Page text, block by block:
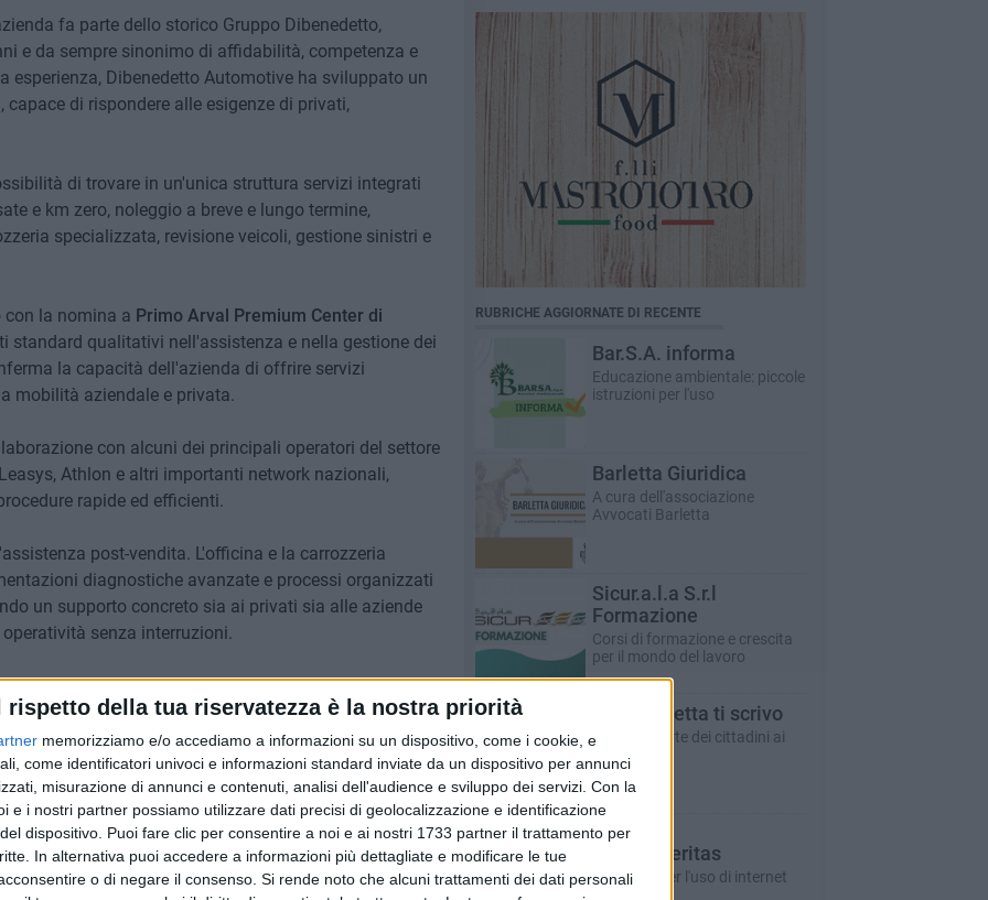
rispetto della tua riservatezza è la nostra priorità
memorizziamo e/o accediamo a informazioni su un dispositivo, come i cookie, e
come identificatori univoci e informazioni standard inviate da un dispositivo per annunci
misurazione di annunci e contenuti, analisi dell'audience e sviluppo dei servizi. Con la
e i nostri partner possiamo utilizzare dati precisi di geolocalizzazione e identificazione
dispositivo. Puoi fare clic per consentire a noi e ai nostri 1733 partner il trattamento per
In alternativa puoi accedere a informazioni più dettagliate e modificare le tue
o di negare il consenso. Si rende noto che alcuni trattamenti dei dati personali
fa parte dello storico Gruppo Dibenedetto,
e da sempre sinonimo di affidabilità, competenza e
esperienza, Dibenedetto Automotive ha sviluppato un
di rispondere alle esigenze di privati,
di trovare in un'unica struttura servizi integrati
e km zero, noleggio a breve e lungo termine,
specializzata, revisione veicoli, gestione sinistri e
la nomina a Primo Arval Premium Center di
standard qualitativi nell'assistenza e nella gestione dei
la capacità dell'azienda di offrire servizi
mobilità aziendale e privata.
con alcuni dei principali operatori del settore
Athlon e altri importanti network nazionali,
rapide ed efficienti.
post-vendita. L'officina e la carrozzeria
diagnostiche avanzate e processi organizzati
un supporto concreto sia ai privati sia alle aziende
senza interruzioni.
uno slogan, ma una filosofia aziendale che si
basato su fiducia, trasparenza e qualità del
Dibenedetto Automotive di diventare un punto di
e dell'intera provincia BAT.
investire in innovazione, digitalizzazione e formazione
sempre più efficienti e sostenibili, mantenendo al
RUBRICHE AGGIORNATE DI RECENTE
Bar.S.A. informa
Educazione ambientale: piccole
istruzioni per l'uso
Barletta Giuridica
A cura dell'associazione
Avvocati Barletta
Sicur.a.l.a S.r.l
Formazione
Corsi di formazione e crescita
per il mondo del lavoro
Cara Barletta ti scrivo
Lettere aperte dei cittadini ai
cittadini
IDA VINELLA
In Web Veritas
Istruzioni per l'uso di internet